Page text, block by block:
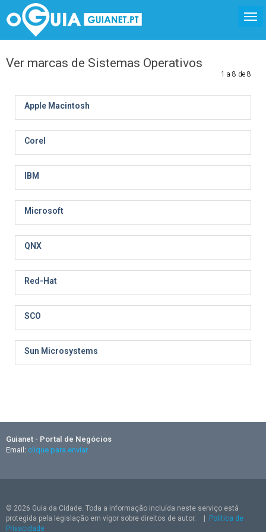
Ver marcas de Sistemas Operativos
1 a 8 de 8
Apple Macintosh
Corel
IBM
Microsoft
QNX
Red-Hat
SCO
Sun Microsystems
Guianet - Portal de Negócios
Email: clique para enviar
© 2026 Guia da Cidade. Toda a informação incluída neste serviço está
protegida pela legislação em vigor sobre direitos de autor.
Política de
Privacidade